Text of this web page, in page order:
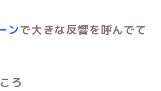
ンで大きな反響を呼んでて
ろ